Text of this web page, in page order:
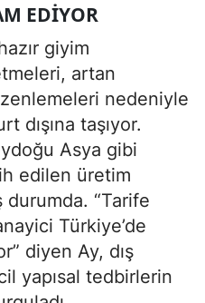
EDIYOR
giyim
artan
nedeniyle
dışına taşıyor.
Asya gibi
edilen üretim
durumda. “Tarife
Türkiye’de
diyen Ay, dış
yapısal tedbirlerin